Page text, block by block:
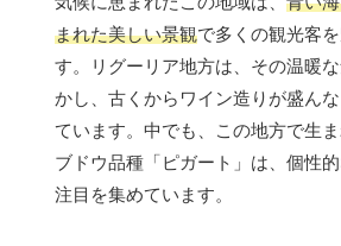
まれた美しい景観で多くの観光客
す。リグーリア地方は、その温暖
かし、古くからワイン造りが盛ん
ています。中でも、この地方で生
ブドウ品種「ピガート」は、個性
注目を集めています。